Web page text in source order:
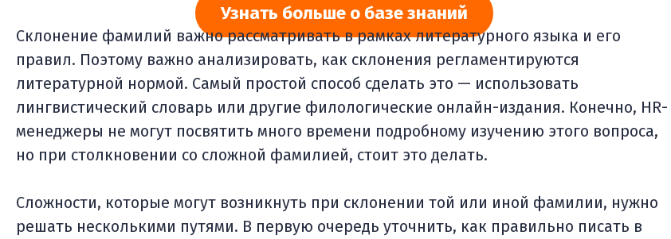
Узнать больше о базе знаний
Склонение фамилий важно рассматривать в рамках литературного языка и его
правил. Поэтому важно анализировать, как склонения регламентируются
литературной нормой. Самый простой способ сделать это — использовать
лингвистический словарь или другие филологические онлайн-издания. Конечно, HR-
менеджеры не могут посвятить много времени подробному изучению этого вопроса,
но при столкновении со сложной фамилией, стоит это делать.
Сложности, которые могут возникнуть при склонении той или иной фамилии, нужно
решать несколькими путями. В первую очередь уточнить, как правильно писать в